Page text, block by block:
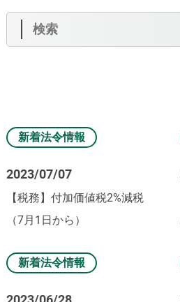
新着法令情報
2023/07/07
【税務】付加価値税2%減税
（7月1日から）
新着法令情報